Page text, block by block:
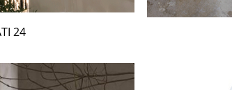
24 KARATI